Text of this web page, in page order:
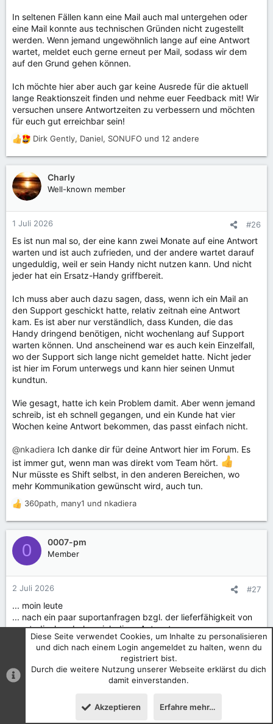
In seltenen Fällen kann eine Mail auch mal untergehen oder
eine Mail konnte aus technischen Gründen nicht zugestellt
werden. Wenn jemand ungewöhnlich lange auf eine Antwort
wartet, meldet euch gerne erneut per Mail, sodass wir dem
auf den Grund gehen können.
Ich möchte hier aber auch gar keine Ausrede für die aktuell
lange Reaktionszeit finden und nehme euer Feedback mit! Wir
versuchen unsere Antwortzeiten zu verbessern und möchten
für euch gut erreichbar sein!
R
e
a
k
t
o
n
n
:
Dirk Gently, Daniel, SONUFO und 12 andere
Charly
Well-known member
1 Juli 2026 #26
Es ist nun mal so, der eine kann zwei Monate auf eine Antwort
warten und ist auch zufrieden, und der andere wartet darauf
ungeduldig, weil er sein Handy nicht nutzen kann. Und nicht
jeder hat ein Ersatz-Handy griffbereit.
Ich muss aber auch dazu sagen, dass, wenn ich ein Mail an
den Support geschickt hatte, relativ zeitnah eine Antwort
kam. Es ist aber nur verständlich, dass Kunden, die das
Handy dringend benötigen, nicht wochenlang auf Support
warten können. Und anscheinend war es auch kein Einzelfall,
wo der Support sich lange nicht gemeldet hatte. Nicht jeder
ist hier im Forum unterwegs und kann hier seinen Unmut
kundtun.
Wie gesagt, hatte ich kein Problem damit. Aber wenn jemand
schreib, ist eh schnell gegangen, und ein Kunde hat vier
Wochen keine Antwort bekommen, das passt einfach nicht.
@nkadiera Ich danke dir für deine Antwort hier im Forum. Es
ist immer gut, wenn man was direkt vom Team hört.
Nur müsste es Shift selbst, in den anderen Bereichen, wo
mehr Kommunikation gewünscht wird, auch tun.
R
e
a
k
t
o
n
n
:
360path, many1 und nkadiera
0 0007-pm
Member
2 Juli 2026 #27
... moin leute
... nach ein paar suportanfragen bzgl. der lieferfähigkeit von
ersatzdisplays bekam ich diese Antwort ...:
aktuell haben wir keine Ersatzdisplays für das SHIFTphone 8.1
auf Lager. Wir sorgen so schnell wie möglich für Nachschub,
können aber leider nicht absehen, wann sie wieder verfügbar
... ich hab mir jetzt eins bei novacustom in holland bestellt
... nach berlin nehmen die knapp 12,- versandkosten und
Diese Seite verwendet Cookies, um Inhalte zu personalisieren
und dich nach einem Login angemeldet zu halten, wenn du
registriert bist.
Durch die weitere Nutzung unserer Webseite erklärst du dich
damit einverstanden.
Akzeptieren Erfahre mehr…